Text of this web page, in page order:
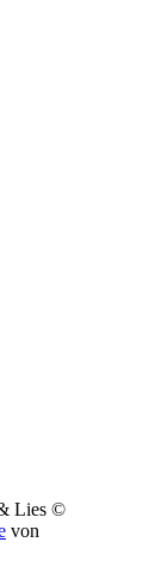
Lies ©
von